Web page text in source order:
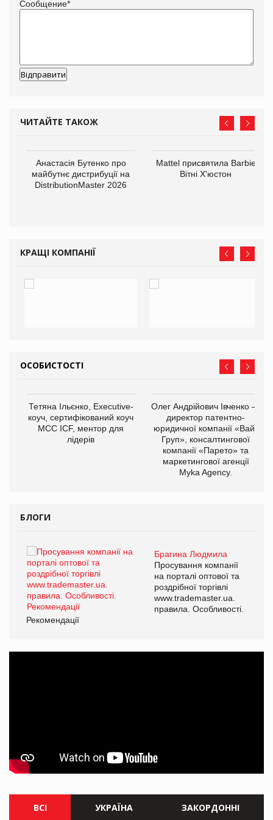
Сообщение*
ЧИТАЙТЕ ТАКОЖ
Анастасія Бутенко про
майбутнє дистрибуції на
DistributionMaster 2026
Mattel присвятила Barbie
Вітні Х'юстон
КРАЩІ КОМПАНІЇ
ОСОБИСТОСТІ
Тетяна Ільєнко, Executive-
коуч, сертифікований коуч
МСС ICF, ментор для
лідерів
Олег Андрійович Івченко —
директор патентно-
юридичної компанії «Вайз
Груп», консалтингової
компанії «Парето» та
маркетингової агенції
Myka Agency.
БЛОГИ
Брагина Людмила
Просування компанії
на порталі оптової та
роздрібної торгівлі
www.trademaster.ua.
правила. Особливості.
Рекомендації
ВСІ УКРАЇНА ЗАКОРДОННІ